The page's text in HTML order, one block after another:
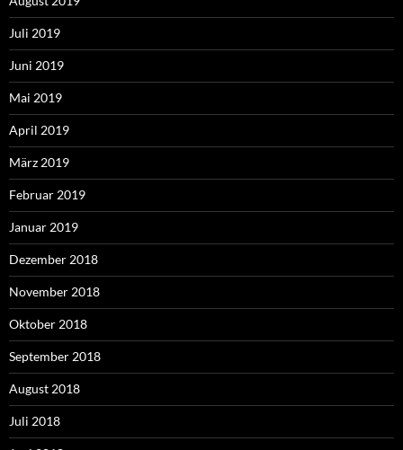
Juli 2019
Juni 2019
Mai 2019
April 2019
März 2019
Februar 2019
Januar 2019
Dezember 2018
November 2018
Oktober 2018
September 2018
August 2018
Juli 2018